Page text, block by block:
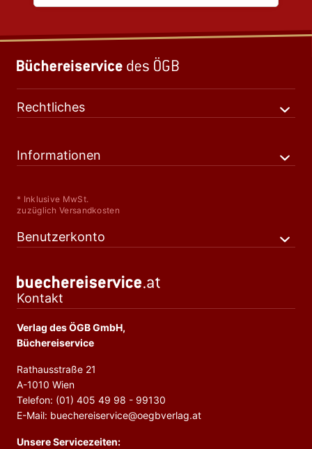
Rechtliches
Informationen
* Inklusive MwSt.
zuzüglich Versandkosten
Benutzerkonto
Kontakt
Verlag des ÖGB GmbH,
Büchereiservice
Rathausstraße 21
A-1010 Wien
Telefon: (01) 405 49 98 - 99130
E-Mail: buechereiservice@oegbverlag.at
Unsere Servicezeiten: